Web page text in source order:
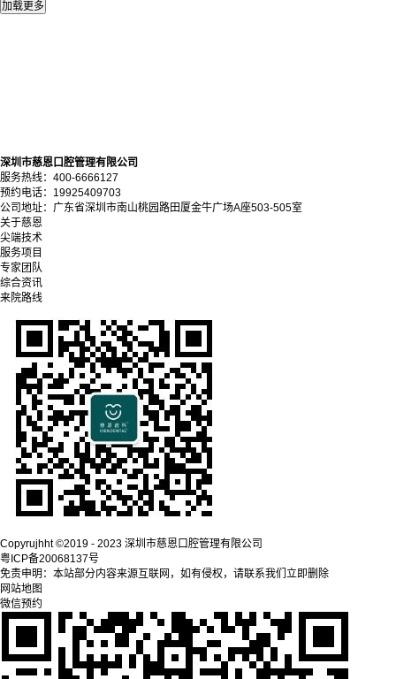
深圳市慈恩口腔管理有限公司
服务热线：400-6666127
预约电话：19925409703
公司地址：广东省深圳市南山桃园路田厦金牛广场A座503-505室
关于慈恩
尖端技术
服务项目
专家团队
综合资讯
来院路线
Copyrujhht ©2019 - 2023 深圳市慈恩口腔管理有限公司
粤ICP备20068137号
免责申明：本站部分内容来源互联网，如有侵权，请联系我们立即删除
网站地图
微信预约